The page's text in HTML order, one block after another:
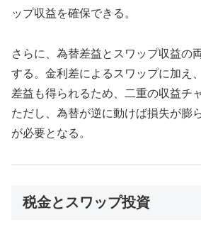
ップ収益を確保できる。
さらに、為替差益とスワップ収益の
する。金利差によるスワップに加え
差益も得られるため、二重の収益チ
ただし、為替が逆に動けば損失が膨
が必要となる。
税金とスワップ投資